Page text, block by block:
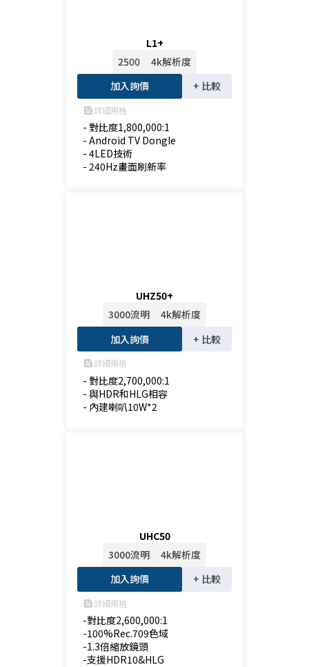
L1+
2500
4k解析度
加入詢價
+ 比較
feed詳細規格
- 對比度1,800,000:1
- Android TV Dongle
- 4LED技術
- 240Hz畫面刷新率
UHZ50+
3000流明
4k解析度
加入詢價
+ 比較
feed詳細規格
- 對比度2,700,000:1
- 與HDR和HLG相容
- 內建喇叭10W*2
UHC50
3000流明
4k解析度
加入詢價
+ 比較
feed詳細規格
-對比度2,600,000:1
-100%Rec.709色域
-1.3倍縮放鏡頭
-支援HDR10&HLG